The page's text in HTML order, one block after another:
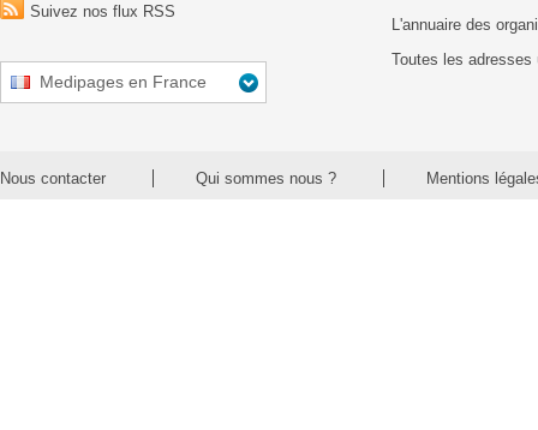
Suivez nos flux RSS
Medipages en France
L'annuaire des
Toutes les adresses
Nous contacter Qui sommes nous ? Mentions